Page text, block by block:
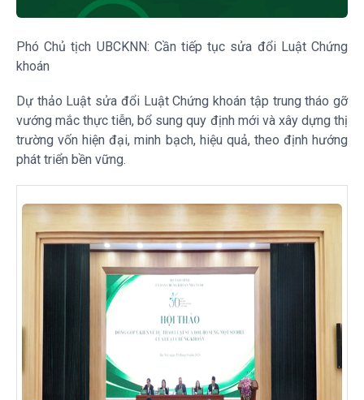
Phó Chủ tịch UBCKNN: Cần tiếp tục sửa đổi Luật Chứng
khoán
Dự thảo Luật sửa đổi Luật Chứng khoán tập trung tháo gỡ
vướng mắc thực tiễn, bổ sung quy định mới và xây dựng thị
trường vốn hiện đại, minh bạch, hiệu quả, theo định hướng
phát triển bền vững.